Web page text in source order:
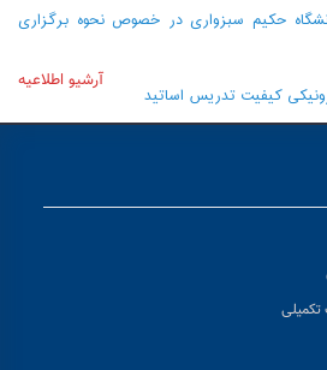
حکیم سبزواری در خصوص نحوه برگزاری
کیفیت تدریس اساتید
آرشیو اطلاعیه